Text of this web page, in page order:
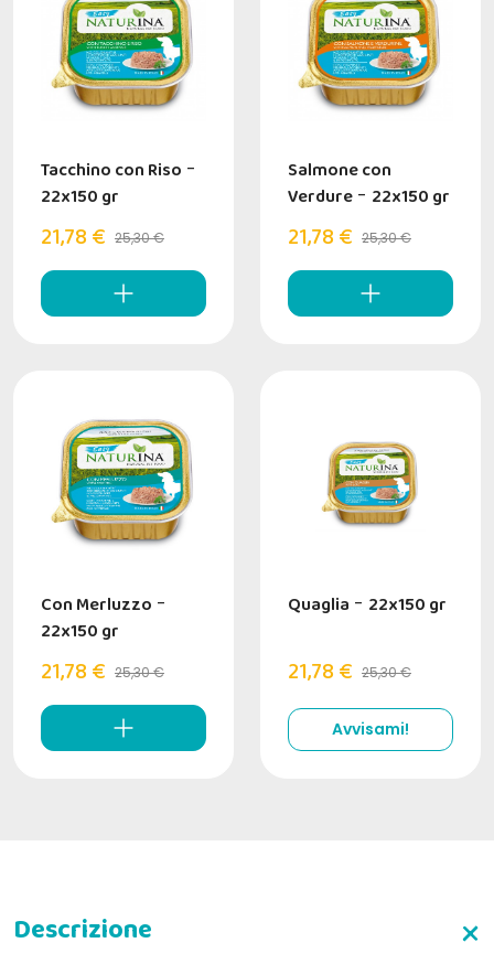
Tacchino con Riso -
22x150 gr
21,78 € 25,30 €
Salmone con
Verdure - 22x150 gr
21,78 € 25,30 €
Con Merluzzo -
22x150 gr
21,78 € 25,30 €
Quaglia - 22x150 gr
21,78 € 25,30 €
Avvisami!